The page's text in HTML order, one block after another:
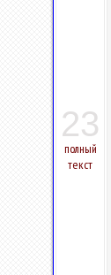
23
полный
текст